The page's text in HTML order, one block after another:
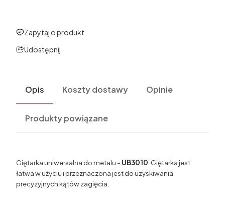
Zapytaj o produkt
Udostępnij
Opis Koszty dostawy Opinie
Produkty powiązane
Giętarka uniwersalna do metalu - UB3010 . Giętarka jest
łatwa w użyciu i przeznaczona jest do uzyskiwania
precyzyjnych kątów zagięcia.